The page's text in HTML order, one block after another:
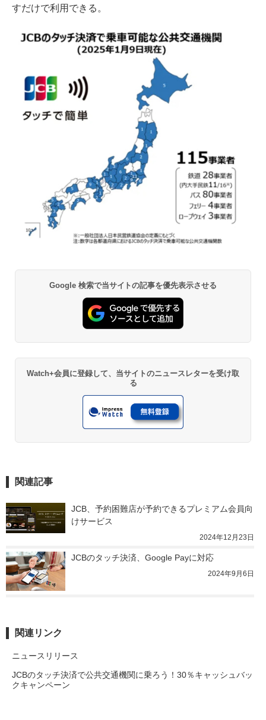
すだけで利用できる。
Google 検索で当サイトの記事を優先表示させる
Watch+会員に登録して、当サイトのニュースレターを受け取
る
関連記事
JCB、予約困難店が予約できるプレミアム会員向
けサービス
2024年12月23日
JCBのタッチ決済、Google Payに対応
2024年9月6日
関連リンク
ニュースリリース
JCBのタッチ決済で公共交通機関に乗ろう！30％キャッシュバッ
クキャンペーン